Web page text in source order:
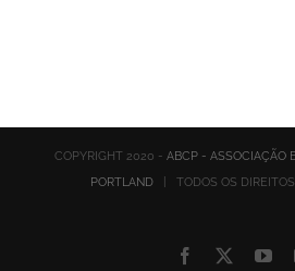
COPYRIGHT 2020 - ABCP - ASSOCIAÇÃO
PORTLAND| TODOS OS
Facebook